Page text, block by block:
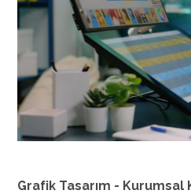
Grafik Tasarım - Kurumsal